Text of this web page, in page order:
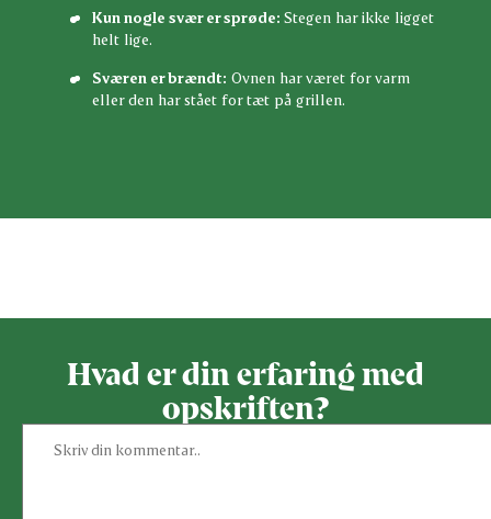
Kun nogle svær er sprøde: Stegen har ikke ligget
helt lige.
Sværen er brændt: Ovnen har været for varm
eller den har stået for tæt på grillen.
Hvad er din erfaring med
opskriften?